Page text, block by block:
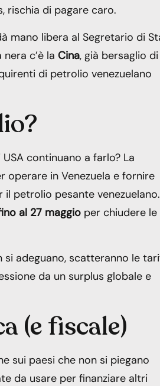
rischia di pagare caro.
mano libera al Segretario di
c’è la Cina, già bersaglio di
di petrolio venezuelano
continuano a farlo? La
operare in Venezuela e fornire
petrolio pesante venezuelano.
al 27 maggio per chiudere le
si adeguano, scatteranno le
da un surplus globale e
(e fiscale)
sui paesi che non si piegano
da usare per finanziare altri